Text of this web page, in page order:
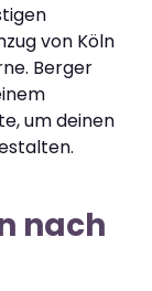
von Köln
Berger
um deinen
nach